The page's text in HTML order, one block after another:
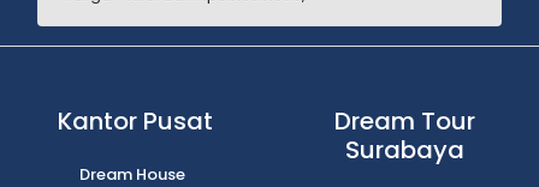
Kantor Pusat
Dream House
Dream Tour
Surabaya